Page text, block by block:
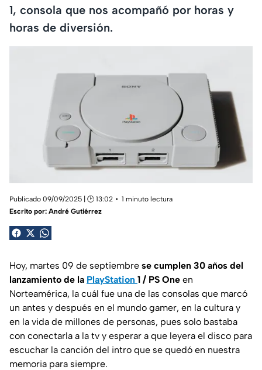
1, consola que nos acompañó por horas y
horas de diversión.
Publicado 09/09/2025 | 🕑 13:02
1 minuto lectura
Escrito por: André Gutiérrez
Hoy, martes 09 de septiembre se cumplen 30 años del
lanzamiento de la PlayStation 1 / PS One en
Norteamérica, la cuál fue una de las consolas que marcó
un antes y después en el mundo gamer, en la cultura y
en la vida de millones de personas, pues solo bastaba
con conectarla a la tv y esperar a que leyera el disco para
escuchar la canción del intro que se quedó en nuestra
memoria para siempre.